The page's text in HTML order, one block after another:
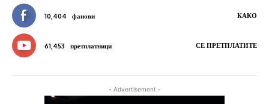
10,404 фанови КАКО
61,453 претплатници СЕ ПРЕТПЛАТИТЕ
- Advertisement -